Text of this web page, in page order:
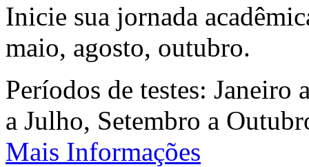
Inicie sua jornada
maio, agosto, outubro.
Períodos de testes:
a Julho, Setembro a
Mais Informações